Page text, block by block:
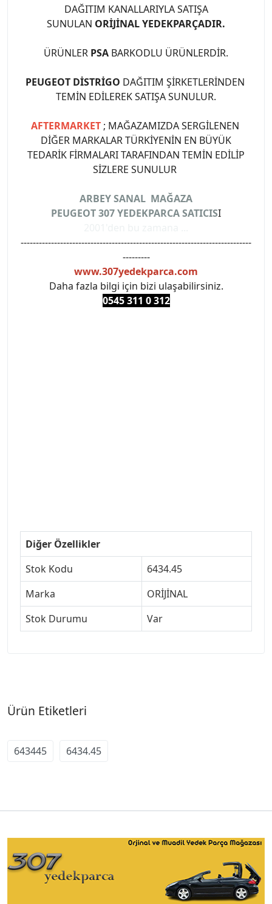
DAĞITIM KANALLARIYLA SATIŞA
SUNULAN ORİJİNAL YEDEKPARÇADIR.
ÜRÜNLER PSA BARKODLU ÜRÜNLERDİR.
PEUGEOT DİSTRİGO DAĞITIM ŞİRKETLERİNDEN
TEMİN EDİLEREK SATIŞA SUNULUR.
AFTERMARKET ; MAĞAZAMIZDA SERGİLENEN
DİĞER MARKALAR TÜRKİYENİN EN BÜYÜK
TEDARİK FİRMALARI TARAFINDAN TEMİN EDİLİP
SİZLERE SUNULUR
ARBEY SANAL MAĞAZA
PEUGEOT 307 YEDEKPARCA SATICISI
----------------------------------------------------------------------------
---------
www.307yedekparca.com
Daha fazla bilgi için bizi ulaşabilirsiniz.
0545 311 0 312
Diğer Özellikler
Stok Kodu
6434.45
Marka
ORİJİNAL
Stok Durumu
Var
Ürün Etiketleri
643445 6434.45